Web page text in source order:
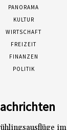
PANORAMA
KULTUR
WIRTSCHAFT
FREIZEIT
FINANZEN
POLITIK
im